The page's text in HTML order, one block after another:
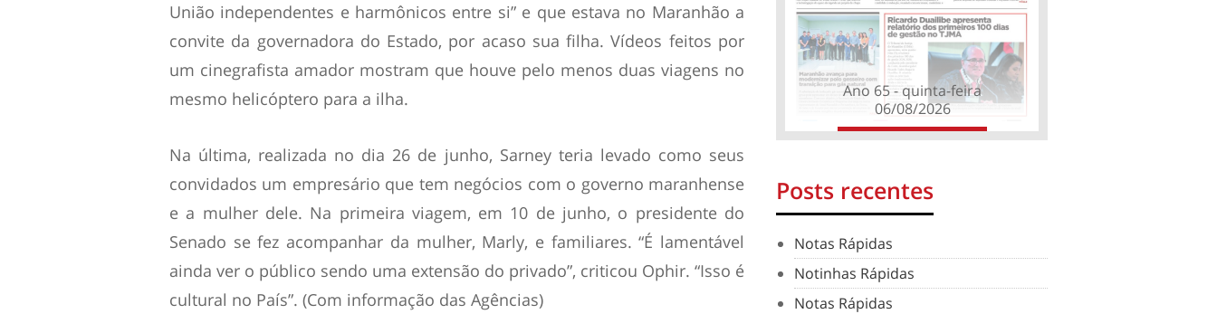
União independentes e harmônicos entre si” e que estava no Maranhão a
convite da governadora do Estado, por acaso sua filha. Vídeos feitos por
um cinegrafista amador mostram que houve pelo menos duas viagens no
mesmo helicóptero para a ilha.
Na última, realizada no dia 26 de junho, Sarney teria levado como seus
convidados um empresário que tem negócios com o governo maranhense
e a mulher dele. Na primeira viagem, em 10 de junho, o presidente do
Senado se fez acompanhar da mulher, Marly, e familiares. “É lamentável
ainda ver o público sendo uma extensão do privado”, criticou Ophir. “Isso é
cultural no País”. (Com informação das Agências)
Ano 65 - quinta-feira
06/08/2026
Posts recentes
Notas Rápidas
Notinhas Rápidas
Notas Rápidas